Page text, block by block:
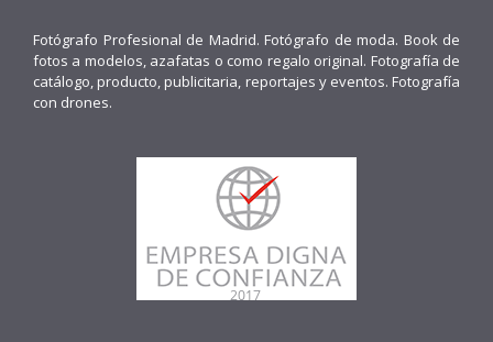
Fotógrafo Profesional de Madrid. Fotógrafo de moda. Book de
fotos a modelos, azafatas o como regalo original. Fotografía de
catálogo, producto, publicitaria, reportajes y eventos. Fotografía
con drones.